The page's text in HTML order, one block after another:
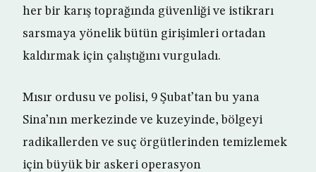
her bir karış toprağında güvenliği ve istikrarı
sarsmaya yönelik bütün girişimleri ortadan
kaldırmak için çalıştığını vurguladı.
Mısır ordusu ve polisi, 9 Şubat’tan bu yana
Sina’nın merkezinde ve kuzeyinde, bölgeyi
radikallerden ve suç örgütlerinden temizlemek
için büyük bir askeri operasyon